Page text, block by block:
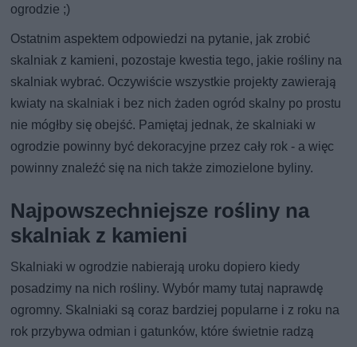
ogrodzie ;)
Ostatnim aspektem odpowiedzi na pytanie, jak zrobić
skalniak z kamieni, pozostaje kwestia tego, jakie rośliny na
skalniak wybrać. Oczywiście wszystkie projekty zawierają
kwiaty na skalniak i bez nich żaden ogród skalny po prostu
nie mógłby się obejść. Pamiętaj jednak, że skalniaki w
ogrodzie powinny być dekoracyjne przez cały rok - a więc
powinny znaleźć się na nich także zimozielone byliny.
Najpowszechniejsze rośliny na
skalniak z kamieni
Skalniaki w ogrodzie nabierają uroku dopiero kiedy
posadzimy na nich rośliny. Wybór mamy tutaj naprawdę
ogromny. Skalniaki są coraz bardziej popularne i z roku na
rok przybywa odmian i gatunków, które świetnie radzą